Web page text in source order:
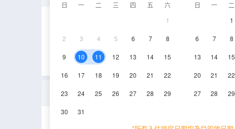
日 一 二 三 四 五
六
1
2 3 4 5 6 7 8
9 10 11 12 13 14 15
16 17 18 19 20 21 22
23 24 25 26 27 28 29
30 31
日 一 二
1
6 7 8
13 14 15
20 21 22
27 28 29
精緻雙床房
40㎡ 1層 空調